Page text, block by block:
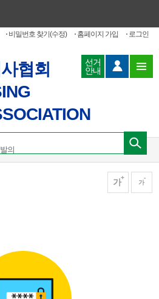
로그인
홈페이지 가입
비밀번호 찾기(수정)
선거
안내
발의
가 가